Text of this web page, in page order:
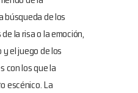
búsqueda de los
la risa o la emoción,
el juego de los
con los que la
escénico. La